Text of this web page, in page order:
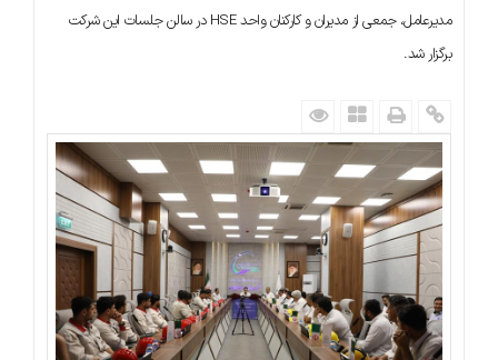
مدیرعامل، جمعی از مدیران و کارکنان واحد HSE در سالن جلسات این شرکت
برگزار شد.